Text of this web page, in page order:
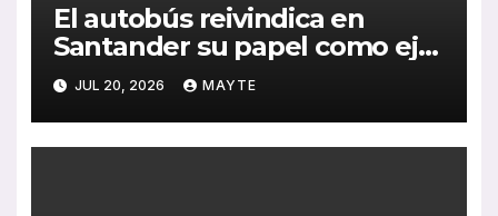
El autobús reivindica en
Santander su papel como eje
de la movilidad sostenible y la
cohesión territorial
JUL 20, 2026 MAYTE